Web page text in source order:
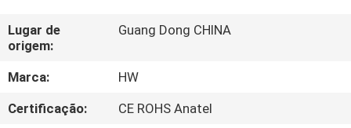
EXCURSÃO
DA
FÁBRICA
Lugar de
origem:
Guang Dong CHINA
Marca:
HW
Certificação:
CE ROHS Anatel